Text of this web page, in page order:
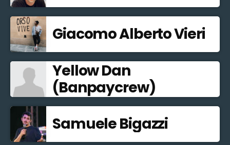
Giacomo Alberto Vieri
Yellow Dan
(Banpaycrew)
Samuele Bigazzi